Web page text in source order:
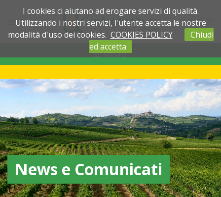
SEDI
MENU
News e Comunicati
I cookies ci aiutano ad erogare servizi di qualità.
Utilizzando i nostri servizi, l'utente accetta le nostre
modalità d'uso dei cookies. COOKIES POLICY
Chiudi
ed accetta